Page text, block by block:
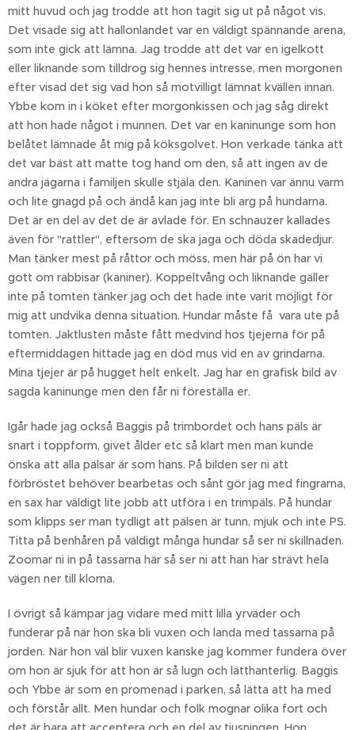
mitt huvud och jag trodde att hon tagit sig ut på något vis.
Det visade sig att hallonlandet var en väldigt spännande arena,
som inte gick att lämna. Jag trodde att det var en igelkott
eller liknande som tilldrog sig hennes intresse, men morgonen
efter visad det sig vad hon så motvilligt lämnat kvällen innan.
Ybbe kom in i köket efter morgonkissen och jag såg direkt
att hon hade något i munnen. Det var en kaninunge som hon
belåtet lämnade åt mig på köksgolvet. Hon verkade tänka att
det var bäst att matte tog hand om den, så att ingen av de
andra jägarna i familjen skulle stjäla den. Kaninen var ännu varm
och lite gnagd på och ändå kan jag inte bli arg på hundarna.
Det är en del av det de är avlade för. En schnauzer kallades
även för "rattler", eftersom de ska jaga och döda skadedjur.
Man tänker mest på råttor och möss, men här på ön har vi
gott om rabbisar (kaniner). Koppeltvång och liknande gäller
inte på tomten tänker jag och det hade inte varit möjligt för
mig att undvika denna situation. Hundar måste få vara ute på
tomten. Jaktlusten måste fått medvind hos tjejerna för på
eftermiddagen hittade jag en död mus vid en av grindarna.
Mina tjejer är på hugget helt enkelt. Jag har en grafisk bild av
sagda kaninunge men den får ni föreställa er.
Igår hade jag också Baggis på trimbordet och hans päls är
snart i toppform, givet ålder etc så klart men man kunde
önska att alla pälsar är som hans. På bilden ser ni att
förbröstet behöver bearbetas och sånt gör jag med fingrarna,
en sax har väldigt lite jobb att utföra i en trimpäls. På hundar
som klipps ser man tydligt att pälsen är tunn, mjuk och inte PS.
Titta på benhåren på väldigt många hundar så ser ni skillnaden.
Zoomar ni in på tassarna här så ser ni att han har strävt hela
vägen ner till klorna.
I övrigt så kämpar jag vidare med mitt lilla yrväder och
funderar på när hon ska bli vuxen och landa med tassarna på
jorden. När hon väl blir vuxen kanske jag kommer fundera över
om hon är sjuk för att hon är så lugn och lätthanterlig. Baggis
och Ybbe är som en promenad i parken, så lätta att ha med
och förstår allt. Men hundar och folk mognar olika fort och